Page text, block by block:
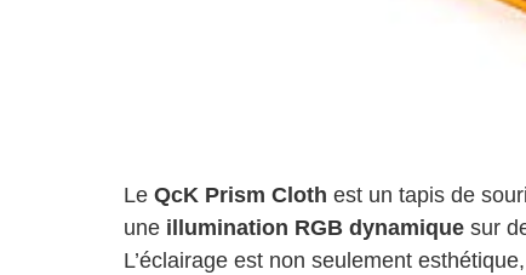
Le QcK Prism Cloth est un tapis de
une illumination RGB dynamique sur
L’éclairage est non seulement